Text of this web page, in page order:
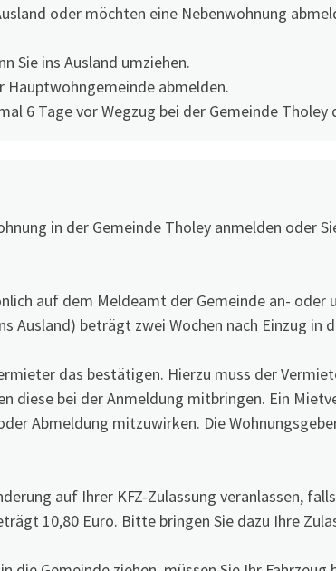
oder möchten eine Nebenwohnung
Sie ins Ausland umziehen.
Hauptwohngemeinde abmelden.
6 Tage vor Wegzug bei der Gemeinde
in der Gemeinde Tholey anmelden oder
auf dem Meldeamt der Gemeinde an- oder
Ausland) beträgt zwei Wochen nach Einzug in
das bestätigen. Hierzu muss der
diese bei der Anmeldung mitbringen. Ein
Abmeldung mitzuwirken. Die
auf Ihrer KFZ-Zulassung veranlassen,
10,80 Euro. Bitte bringen Sie dazu Ihre